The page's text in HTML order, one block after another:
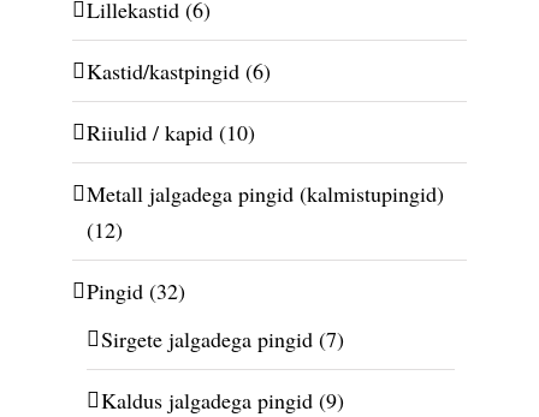
Lillekastid (6)
Kastid/kastpingid (6)
Riiulid / kapid (10)
Metall jalgadega pingid (kalmistupingid)
(12)
Pingid (32)
Sirgete jalgadega pingid (7)
Kaldus jalgadega pingid (9)